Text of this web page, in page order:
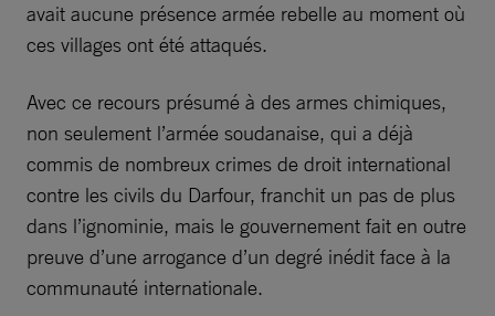
avait aucune présence armée rebelle au moment où
ces villages ont été attaqués.
Avec ce recours présumé à des armes chimiques,
non seulement l’armée soudanaise, qui a déjà
commis de nombreux crimes de droit international
contre les civils du Darfour, franchit un pas de plus
dans l’ignominie, mais le gouvernement fait en outre
preuve d’une arrogance d’un degré inédit face à la
communauté internationale.